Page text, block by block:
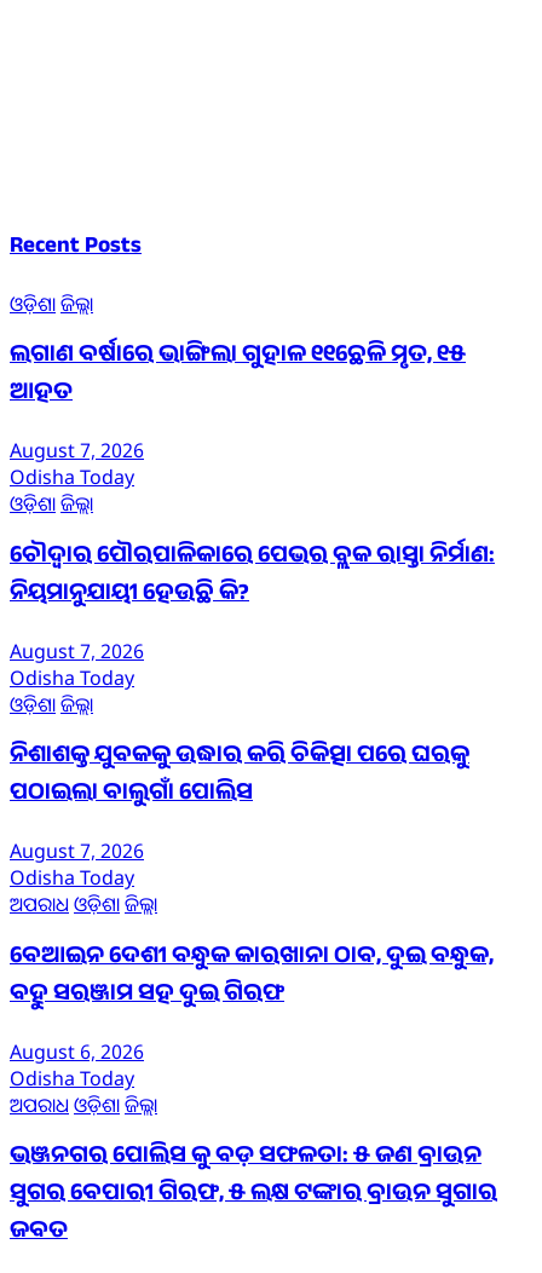
Recent Posts
ଓଡ଼ିଶାଜିଲ୍ଲା
ଲଗାଣ ବର୍ଷାରେ ଭାଙ୍ଗିଲା ଗୁହାଳ ୧୧ଛେଳି ମୃତ, ୧୫
ଆହତ
August 7, 2026
Odisha Today
ଓଡ଼ିଶାଜିଲ୍ଲା
ଚୌଦ୍ୱାର ପୌରପାଳିକାରେ ପେଭର ବ୍ଲକ ରାସ୍ତା ନିର୍ମାଣ:
ନିୟମାନୁଯାୟୀ ହେଉଛି କି?
August 7, 2026
Odisha Today
ଓଡ଼ିଶାଜିଲ୍ଲା
ନିଶାଶକ୍ତ ଯୁବକକୁ ଉଦ୍ଧାର କରି ଚିକିତ୍ସା ପରେ ଘରକୁ
ପଠାଇଲା ବାଲୁଗାଁ ପୋଲିସ
August 7, 2026
Odisha Today
ଅପରାଧ ଓଡ଼ିଶାଜିଲ୍ଲା
ବେଆଇନ ଦେଶୀ ବନ୍ଧୁକ କାରଖାନା ଠାବ, ଦୁଇ ବନ୍ଧୁକ,
ବହୁ ସରଞ୍ଜାମ ସହ ଦୁଇ ଗିରଫ
August 6, 2026
Odisha Today
ଅପରାଧ ଓଡ଼ିଶାଜିଲ୍ଲା
ଭଞ୍ଜନଗର ପୋଲିସ କୁ ବଡ଼ ସଫଳତା: ୫ ଜଣ ବ୍ରାଉନ
ସୁଗର ବେପାରୀ ଗିରଫ, ୫ ଲକ୍ଷ ଟଙ୍କାର ବ୍ରାଉନ ସୁଗାର
ଜବତ